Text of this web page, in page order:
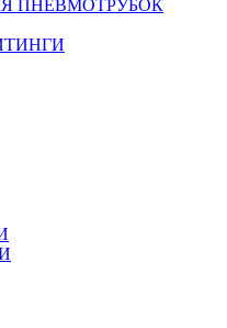
ПНЕВМОТРУБОК